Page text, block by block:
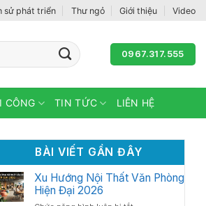
sử phát triển Thư ngỏ Giới thiệu Video
0967.317.555
CÔNG TIN TỨC LIÊN HỆ
BÀI VIẾT GẦN ĐÂY
Xu Hướng Nội Thất Văn Phòng
Hiện Đại 2026